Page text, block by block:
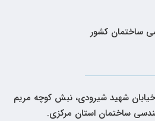
ساختمان کشور
شهید شیرودی، نبش کوچه مریم
ساختمان استان مرکزی.